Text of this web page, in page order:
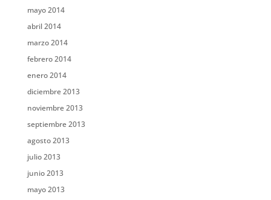
mayo 2014
abril 2014
marzo 2014
febrero 2014
enero 2014
diciembre 2013
noviembre 2013
septiembre 2013
agosto 2013
julio 2013
junio 2013
mayo 2013